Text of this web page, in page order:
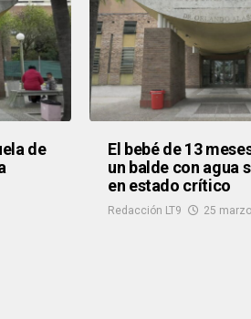
de
El bebé de 13
un balde con agua
en estado crítico
Redacción LT9 25